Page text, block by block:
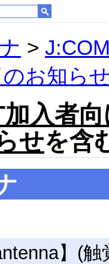
>
お知ら
入者
せを含
】(触